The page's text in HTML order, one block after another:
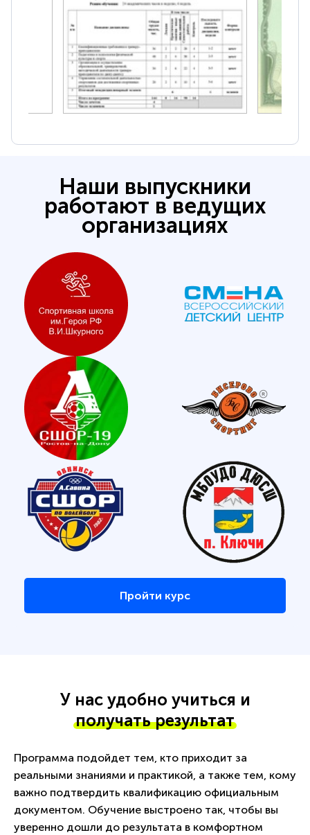
Наши выпускники
работают в ведущих
организациях
Пройти курс
У нас удобно учиться и
получать результат
Программа подойдет тем, кто приходит за
реальными знаниями и практикой, а также тем, кому
важно подтвердить квалификацию официальным
документом. Обучение выстроено так, чтобы вы
уверенно дошли до результата в комфортном